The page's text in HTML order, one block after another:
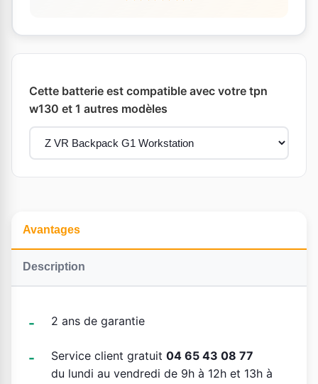
Cette batterie est compatible avec votre tpn
w130 et 1 autres modèles
Avantages
Description
2 ans de garantie
Service client gratuit 04 65 43 08 77
du lundi au vendredi de 9h à 12h et 13h à